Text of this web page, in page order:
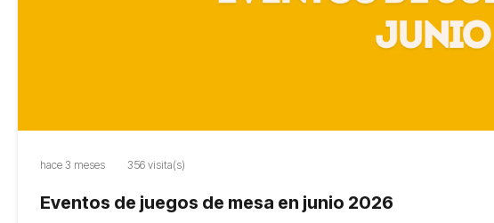
hace 3 meses 356 visita(s)
Eventos de juegos de mesa en junio 2026